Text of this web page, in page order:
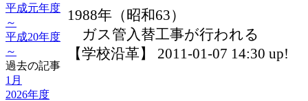
平成元年度
～
平成20年度
～
過去の記事
1月
2026年度
1988年（昭和63）
ガス管入替工事が行われる
【学校沿革】 2011-01-07 14:30 up!